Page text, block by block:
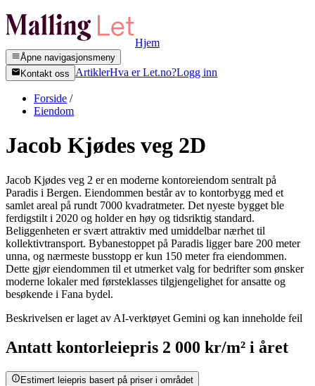
Hjem
Åpne navigasjonsmeny
Kontakt oss
ArtiklerHva er Let.no?Logg inn
Forside /
Eiendom
Jacob Kjødes veg 2D
Jacob Kjødes veg 2 er en moderne kontoreiendom sentralt på
Paradis i Bergen. Eiendommen består av to kontorbygg med et
samlet areal på rundt 7000 kvadratmeter. Det nyeste bygget ble
ferdigstilt i 2020 og holder en høy og tidsriktig standard.
Beliggenheten er svært attraktiv med umiddelbar nærhet til
kollektivtransport. Bybanestoppet på Paradis ligger bare 200 meter
unna, og nærmeste busstopp er kun 150 meter fra eiendommen.
Dette gjør eiendommen til et utmerket valg for bedrifter som ønsker
moderne lokaler med førsteklasses tilgjengelighet for ansatte og
besøkende i Fana bydel.
Beskrivelsen er laget av AI-verktøyet Gemini og kan inneholde feil
Antatt kontorleiepris 2 000 kr/m² i året
Estimert leiepris basert på priser i området